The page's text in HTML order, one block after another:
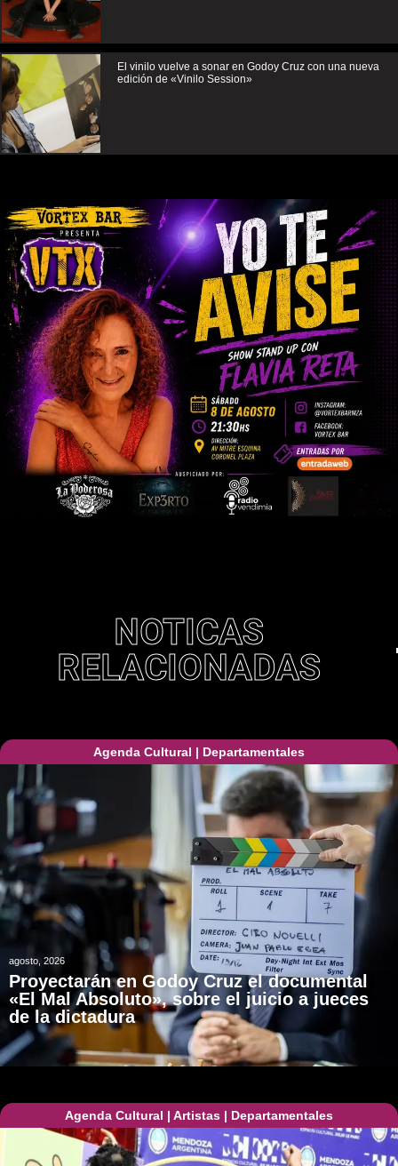
El vinilo vuelve a sonar en Godoy Cruz con una nueva
edición de «Vinilo Session»
NOTICAS
RELACIONADAS
Agenda Cultural | Departamentales
agosto, 2026
Proyectarán en Godoy Cruz el documental
«El Mal Absoluto», sobre el juicio a jueces
de la dictadura
Agenda Cultural | Artistas | Departamentales